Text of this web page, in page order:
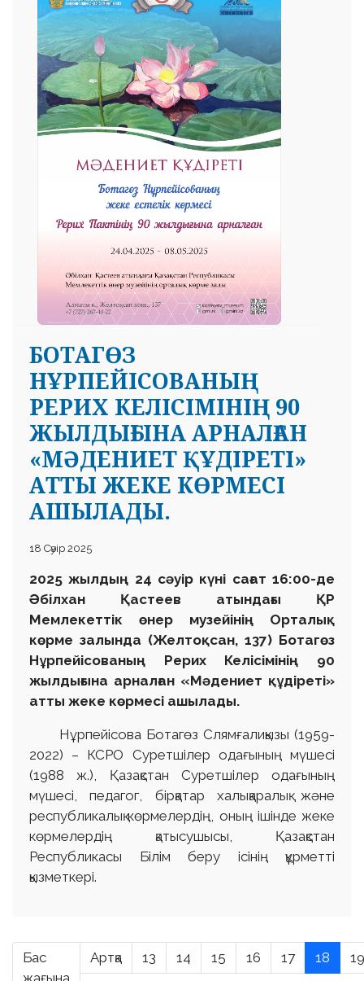
БОТАГӨЗ
НҰРПЕЙІСОВАНЫҢ
РЕРИХ КЕЛІСІМІНІҢ 90
ЖЫЛДЫҒЫНА АРНАЛҒАН
«МӘДЕНИЕТ ҚҰДІРЕТІ»
АТТЫ ЖЕКЕ КӨРМЕСІ
АШЫЛАДЫ.
18 Сәуір 2025
2025 жылдың 24 сәуір күні сағат 16:00-де
Әбілхан Қастеев атындағы ҚР
Мемлекеттік өнер музейінің Орталық
көрме залында (Желтоқсан, 137) Ботагөз
Нұрпейісованың Рерих Келісімінің 90
жылдығына арналған «Мәдениет құдіреті»
атты жеке көрмесі ашылады.
Нұрпейісова Ботагөз Слямғалиқызы (1959-
2022) – КСРО Суретшілер одағының мүшесі
(1988 ж.), Қазақстан Суретшілер одағының
мүшесі, педагог, бірқатар халықаралық және
республикалық көрмелердің, оның ішінде жеке
көрмелердің қатысушысы, Қазақстан
Республикасы Білім беру ісінің құрметті
қызметкері.
Бас
Артқа 13 14 15 16 17 18 19